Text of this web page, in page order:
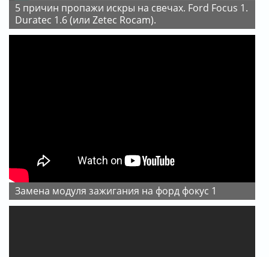
5 причин пропажи искры на свечах. Ford Focus 1.
Duratec 1.6 (или Zetec Rocam).
Замена модуля зажигания на форд фокус 1